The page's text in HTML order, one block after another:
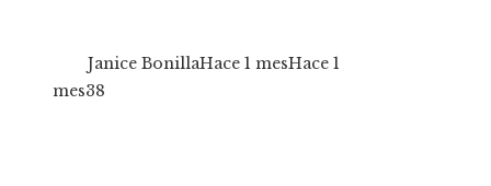
Janice BonillaHace 1 mesHace 1
mes38